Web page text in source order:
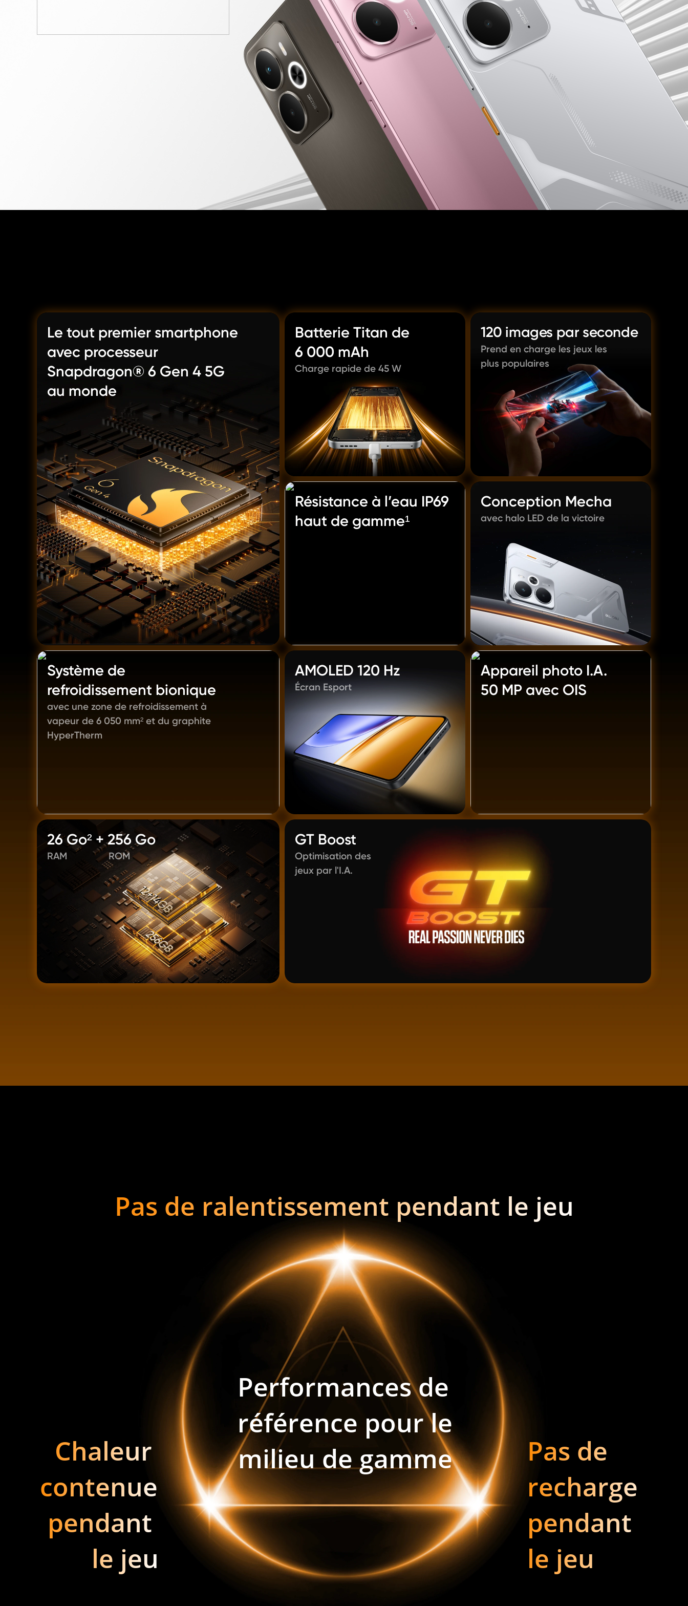
realme GT 6T
realme Buds Air6 Pro realme Buds Air6 realme Buds T100
Optimisation des
jeux par l'I.A.
GT Boost
ROM
RAM
26 Go² + 256 Go
Appareil photo I.A.
50 MP avec OIS
Écran Esport
AMOLED 120 Hz
avec une zone de refroidissement à
vapeur de 6 050 mm² et du graphite
HyperTherm
Système de
refroidissement bionique
avec halo LED de la victoire
Conception Mecha
Résistance à l’eau IP69
haut de gamme¹
Prend en charge les jeux les
plus populaires
120 images par seconde
Charge rapide de 45 W
Batterie Titan de
6 000 mAh
Le tout premier smartphone
avec processeur
Snapdragon® 6 Gen 4 5G
au monde
Performances de
référence pour le
milieu de gamme
Pas de
recharge
pendant
le jeu
Chaleur
contenue
pendant
le jeu
Pas de ralentissement pendant le jeu